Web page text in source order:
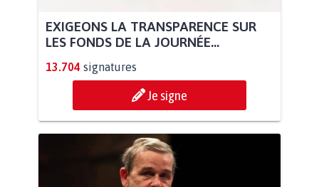
EXIGEONS LA TRANSPARENCE SUR
LES FONDS DE LA JOURNÉE...
13.704 signatures
Je signe